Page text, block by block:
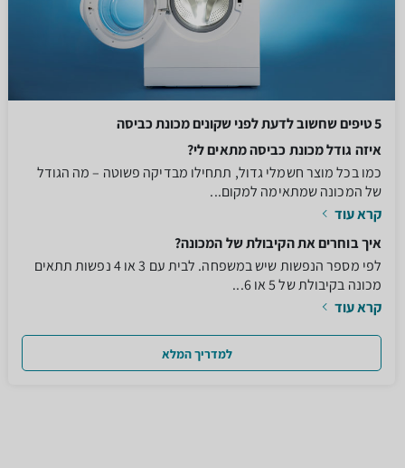
5 טיפים שחשוב לדעת לפני שקונים מכונת כביסה
איזה גודל מכונת כביסה מתאים לי?
כמו בכל מוצר חשמלי גדול, תתחילו מבדיקה פשוטה – מה הגודל
של המכונה שמתאימה למקום...
קרא עוד
איך בוחרים את הקיבולת של המכונה?
לפי מספר הנפשות שיש במשפחה. לבית עם 3 או 4 נפשות תתאים
מכונה בקיבולת של 5 או 6...
קרא עוד
למדריך המלא